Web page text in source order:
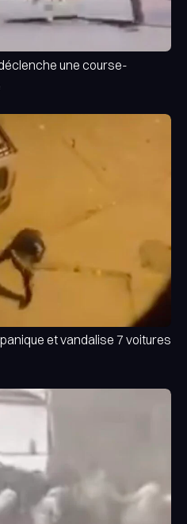
une course-
et vandalise 7 voitures